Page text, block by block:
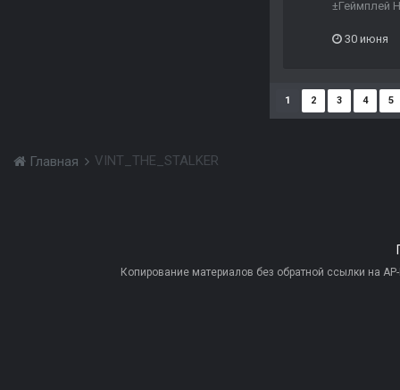
±Геймплей
30 июня
1 2 3 4 5
Главная VINT_THE_STALKER
Копирование материалов без обратной ссылки на